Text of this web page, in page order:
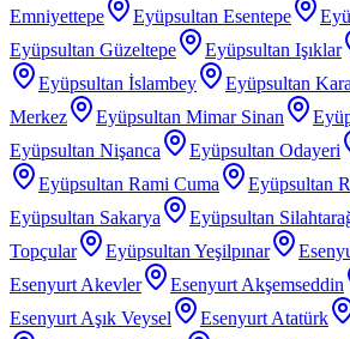
Emniyettepe
Eyüpsultan Esentepe
Eyüpsultan Güzeltepe
Eyüpsultan Işıklar
Eyüpsultan İslambey
Eyüpsultan
Merkez
Eyüpsultan Mimar Sinan
Eyüpsultan Nişanca
Eyüpsultan Odayeri
Eyüpsultan Rami Cuma
Eyüpsultan
Eyüpsultan Sakarya
Eyüpsultan
Topçular
Eyüpsultan Yeşilpınar
Esenyurt Akevler
Esenyurt Akşemseddin
Esenyurt Aşık Veysel
Esenyurt Atatürk